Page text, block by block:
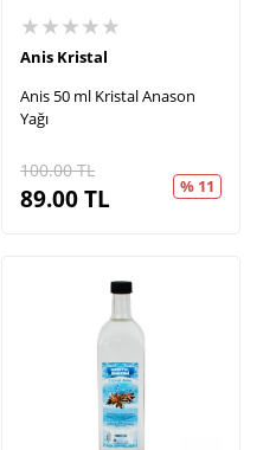
★★★★★
Anis Kristal
Anis 50 ml Kristal Anason
Yağı
100.00TL
89.00TL % 11